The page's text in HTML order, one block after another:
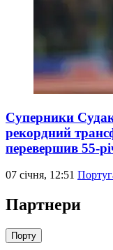
Суперники
рекордний
перевершив 55-
07 січня, 12:51
Партнери
Порту